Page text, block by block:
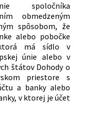
spoločníka
obmedzeným
spôsobom, že
alebo pobočke
má sídlo v
únie alebo v
štátov Dohody o
priestore s
a banky alebo
v ktorej je účet